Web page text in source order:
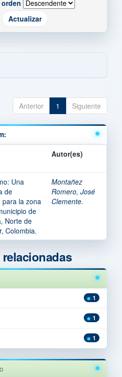
orden
Anterior 1 Siguiente
Autor(es)
Una
de
la zona
de
Norte de
Colombia.
Montañez
Romero, José
Clemente.
1
1
1